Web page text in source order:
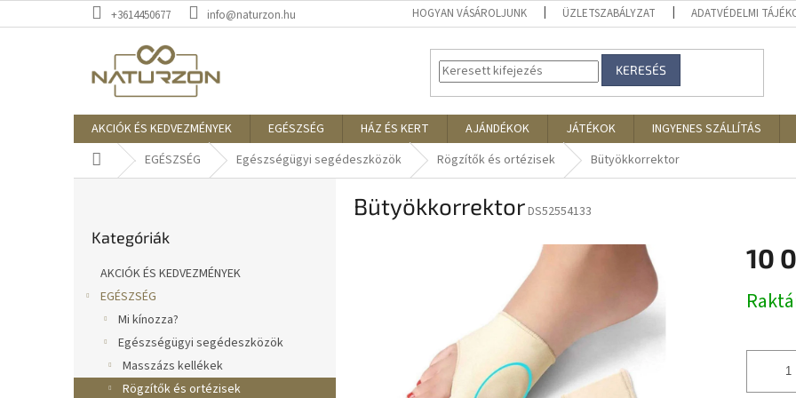
a
+3614450677 info@naturzon.hu HOGYAN VÁSÁROLJUNK ÜZLETSZABÁLYZAT ADATVÉDELMI
KERESÉS
AKCIÓK ÉS KEDVEZMÉNYEK EGÉSZSÉG HÁZ ÉS KERT AJÁNDÉKOK JÁTÉKOK INGYENES SZÁLLÍTÁS
KezdőlapEGÉSZSÉG Egészségügyi segédeszközök Rögzítők és ortézisek Bütyökkorrektor
e
átugrása
Kategóriák
AKCIÓK ÉS KEDVEZMÉNYEK
EGÉSZSÉG
Mi kínozza?
Egészségügyi segédeszközök
Masszázs kellékek
Rögzítők és ortézisek
BütyökkorrektorDS52554133
10